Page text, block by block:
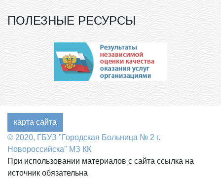
ПОЛЕЗНЫЕ РЕСУРСЫ
карта сайта
© 2020, ГБУЗ "Городская Больница № 2 г.
Новороссийска" МЗ КК
При использовании материалов с сайта ссылка на
источник обязательна